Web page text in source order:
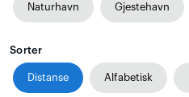
Naturhavn Gjestehavn
Sorter
Distanse Alfabetisk